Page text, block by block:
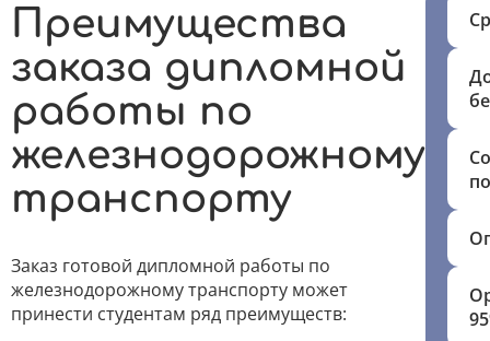
Преимущества
заказа дипломной
работы по
железнодорожному
транспорту
Заказ готовой дипломной работы по
железнодорожному транспорту может
принести студентам ряд преимуществ: